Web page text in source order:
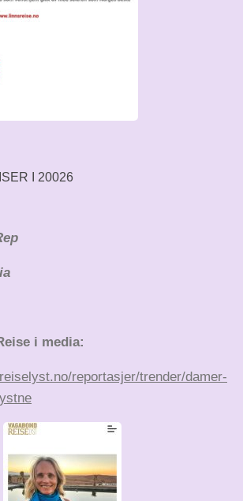
I 20026
i media:
reportasjer/trender/damer-